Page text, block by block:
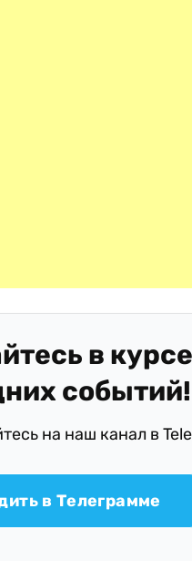
в курсе
событий!
на наш канал в
в Телеграмме